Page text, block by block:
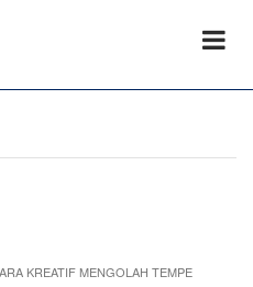
KREATIF MENGOLAH TEMPE